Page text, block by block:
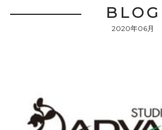
BLOG
2020年06月